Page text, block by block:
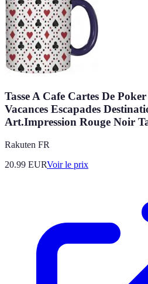
Tasse A Cafe Cartes De
Vacances Escapades
Art.Impression Rouge Noir
Rakuten FR
20.99 EURVoir le prix